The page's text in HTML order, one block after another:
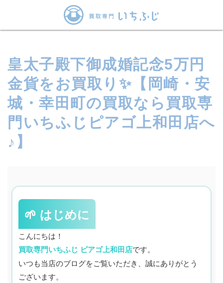
皇太子殿下御成婚記念5万円
金貨をお買取り✨【岡崎・安
城・幸田町の買取なら買取専
門いちふじピアゴ上和田店へ
♪】
🌱 はじめに
こんにちは！
買取専門いちふじ ピアゴ上和田店です。
いつも当店のブログをご覧いただき、誠にありがとう
ございます。